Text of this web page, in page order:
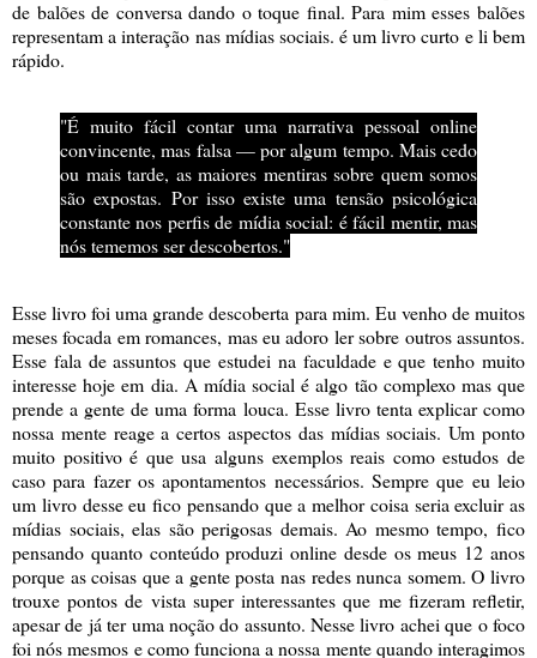
de balões de conversa dando o toque final. Para mim esses balões
representam a interação nas mídias sociais. é um livro curto e li bem
rápido.
"É muito fácil contar uma narrativa pessoal online
convincente, mas falsa — por algum tempo. Mais cedo
ou mais tarde, as maiores mentiras sobre quem somos
são expostas. Por isso existe uma tensão psicológica
constante nos perfis de mídia social: é fácil mentir, mas
nós tememos ser descobertos."
Esse livro foi uma grande descoberta para mim. Eu venho de muitos
meses focada em romances, mas eu adoro ler sobre outros assuntos.
Esse fala de assuntos que estudei na faculdade e que tenho muito
interesse hoje em dia. A mídia social é algo tão complexo mas que
prende a gente de uma forma louca. Esse livro tenta explicar como
nossa mente reage a certos aspectos das mídias sociais. Um ponto
muito positivo é que usa alguns exemplos reais como estudos de
caso para fazer os apontamentos necessários. Sempre que eu leio
um livro desse eu fico pensando que a melhor coisa seria excluir as
mídias sociais, elas são perigosas demais. Ao mesmo tempo, fico
pensando quanto conteúdo produzi online desde os meus 12 anos
porque as coisas que a gente posta nas redes nunca somem. O livro
trouxe pontos de vista super interessantes que me fizeram refletir,
apesar de já ter uma noção do assunto. Nesse livro achei que o foco
foi nós mesmos e como funciona a nossa mente quando interagimos